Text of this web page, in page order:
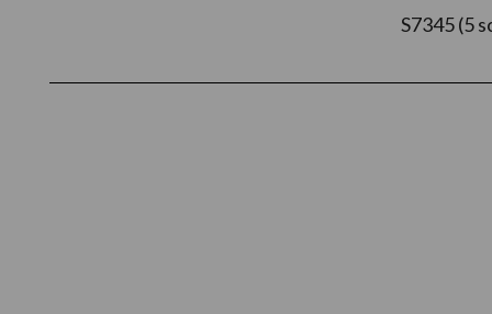
S7345 (5